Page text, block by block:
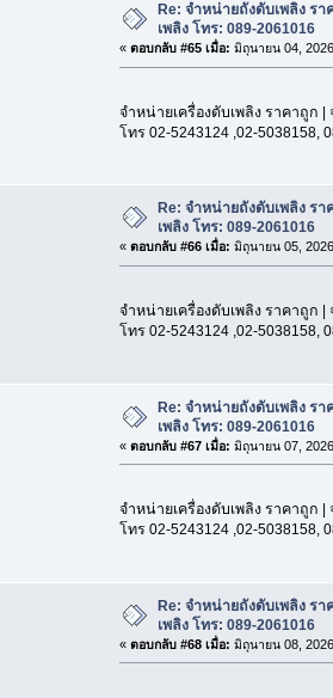
Re: จำหน่ายถังดับเพลิง ร
เพลิง โทร: 089-2061016
« ตอบกลับ #65 เมื่อ: มิถุนายน 04,
จำหน่ายเครื่องดับเพลิง ราคาถูก
โทร 02-5243124 ,02-5038158,
Re: จำหน่ายถังดับเพลิง ร
เพลิง โทร: 089-2061016
« ตอบกลับ #66 เมื่อ: มิถุนายน 05,
จำหน่ายเครื่องดับเพลิง ราคาถูก
โทร 02-5243124 ,02-5038158,
Re: จำหน่ายถังดับเพลิง ร
เพลิง โทร: 089-2061016
« ตอบกลับ #67 เมื่อ: มิถุนายน 07,
จำหน่ายเครื่องดับเพลิง ราคาถูก
โทร 02-5243124 ,02-5038158,
Re: จำหน่ายถังดับเพลิง ร
เพลิง โทร: 089-2061016
« ตอบกลับ #68 เมื่อ: มิถุนายน 08,